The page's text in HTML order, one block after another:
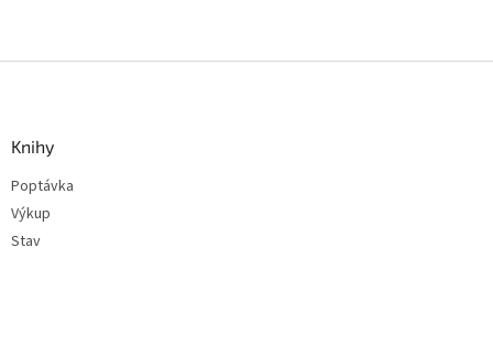
Knihy
Poptávka
Výkup
Stav